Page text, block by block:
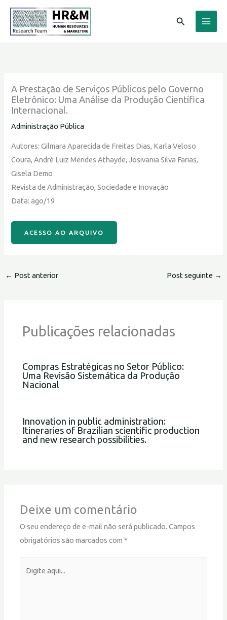
para
Pesquisar
A Prestação de Serviços Públicos pelo Governo
Eletrônico: Uma Análise da Produção Científica
Internacional.
Administração Pública
Autores: Gilmara Aparecida de Freitas Dias, Karla Veloso
Coura, André Luiz Mendes Athayde, Josivania Silva Farias,
Gisela Demo
Revista de Administração, Sociedade e Inovação
Data: ago/19
ACESSO AO ARQUIVO
← Post anterior Post seguinte →
Publicações relacionadas
Compras Estratégicas no Setor Público:
Uma Revisão Sistemática da Produção
Nacional
Innovation in public administration:
Itineraries of Brazilian scientific production
and new research possibilities.
Deixe um comentário
O seu endereço de e-mail não será publicado. Campos
obrigatórios são marcados com*